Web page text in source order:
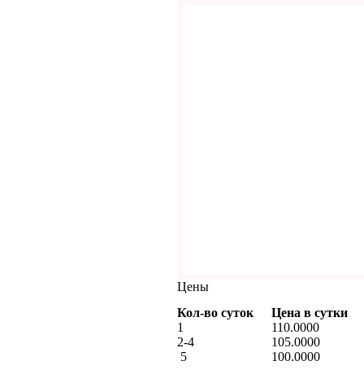
Цены
Кол-во суток
Цена в сутки
1
2-4
5
110.0000
105.0000
100.0000